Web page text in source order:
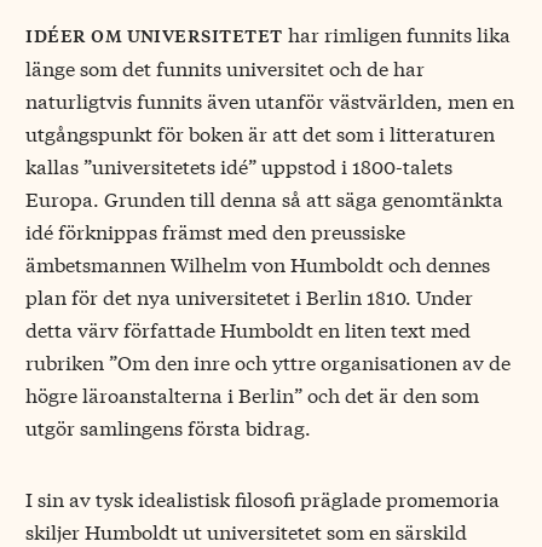
idéer om universitetet har rimligen funnits lika
länge som det funnits universitet och de har
naturligtvis funnits även utanför västvärlden, men en
utgångspunkt för boken är att det som i litteraturen
kallas ”universitetets idé” uppstod i 1800-talets
Europa. Grunden till denna så att säga genomtänkta
idé förknippas främst med den preussiske
ämbetsmannen Wilhelm von Humboldt och dennes
plan för det nya universitetet i Berlin 1810. Under
detta värv författade Humboldt en liten text med
rubriken ”Om den inre och yttre organisationen av de
högre läroanstalterna i Berlin” och det är den som
utgör samlingens första bidrag.
I sin av tysk idealistisk filosofi präglade promemoria
skiljer Humboldt ut universitetet som en särskild